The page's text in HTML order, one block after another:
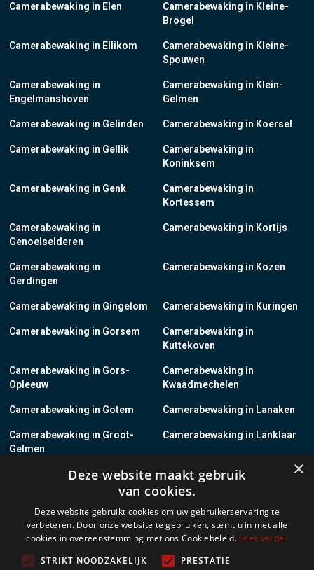
Camerabewaking in Elen
Camerabewaking in Ellikom
Camerabewaking in
Engelmanshoven
Camerabewaking in Gelinden
Camerabewaking in Gellik
Camerabewaking in Genk
Camerabewaking in
Genoelselderen
Camerabewaking in
Gerdingen
Camerabewaking in Gingelom
Camerabewaking in Gorsem
Camerabewaking in Gors-
Opleeuw
Camerabewaking in Gotem
Camerabewaking in Groot-
Gelmen
Camerabewaking in Groot-
Camerabewaking in Grote-
Brogel
Camerabewaking in Grote-
Spouwen
Camerabewaking in Kleine-
Brogel
Camerabewaking in Kleine-
Spouwen
Camerabewaking in Klein-
Gelmen
Camerabewaking in Koersel
Camerabewaking in
Koninksem
Camerabewaking in
Kortessem
Camerabewaking in Kortijs
Camerabewaking in Kozen
Camerabewaking in Kuringen
Camerabewaking in
Kuttekoven
Camerabewaking in
Kwaadmechelen
Camerabewaking in Lanaken
Camerabewaking in Lanklaar
Camerabewaking in Lauw
Camerabewaking in
Leopoldsburg
Camerabewaking in Leut
×
Deze website maakt gebruik
van cookies.
Deze website gebruikt cookies om uw gebruikerservaring te
verbeteren. Door onze website te gebruiken, stemt u in met alle
cookies in overeenstemming met ons Cookiebeleid. Lees verder
STRIKT NOODZAKELIJK
PRESTATIE